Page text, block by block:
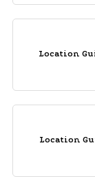
Location
Location